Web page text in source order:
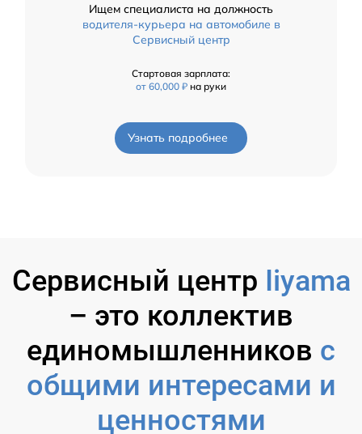
Ищем специалиста на должность
водителя-курьера на автомобиле в
Сервисный центр
Стартовая зарплата:
от 60,000 ₽ на руки
Узнать подробнее
Сервисный центр Iiyama
– это коллектив
единомышленников с
общими интересами и
ценностями